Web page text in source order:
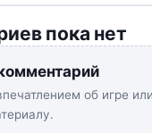
пока нет
об игре